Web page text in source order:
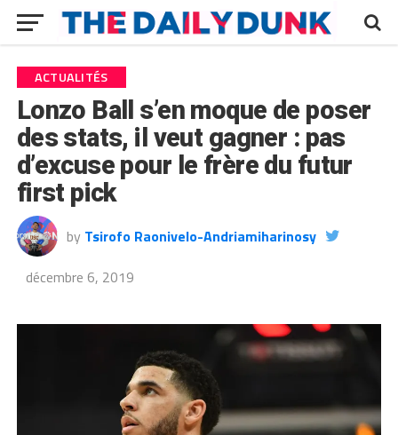
ACTUALITÉS
Lonzo Ball s’en moque de poser
des stats, il veut gagner : pas
d’excuse pour le frère du futur
first pick
by Tsirofo Raonivelo-Andriamiharinosy
décembre 6, 2019